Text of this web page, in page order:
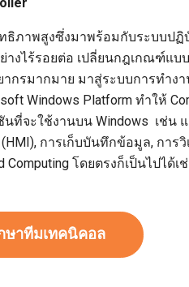
ธิภาพสูงซึ่งมาพร้อมกับระบบปฏิ
งไร้รอยต่อ เปลี่ยนกฎเกณฑ์แบ
ากรมากมาย มาสู่ระบบการทำ
Windows Platform ทำให้
ที่จะใช้งานบน Windows เช่น
(HMI), การเก็บบันทึกข้อมูล, กา
Computing โดยตรงก็เป็นไปได้เ
ษาทีมเทคนิคอล